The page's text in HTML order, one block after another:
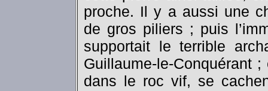
proche. Il y a aussi une
de gros piliers ; puis
supportait le terrible
Guillaume-le-Conquérant
dans le roc vif, se